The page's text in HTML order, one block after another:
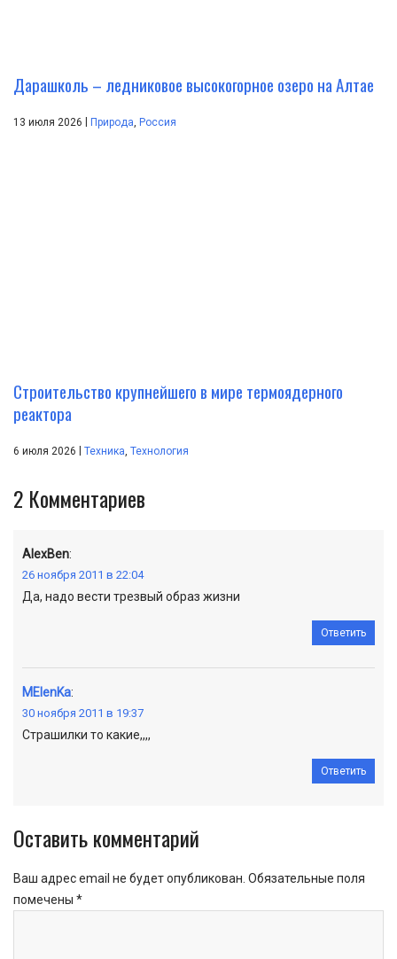
Дарашколь – ледниковое высокогорное озеро на Алтае
13 июля 2026 | Природа, Россия
Строительство крупнейшего в мире термоядерного
реактора
6 июля 2026 | Техника Технология
2 Комментариев
AlexBen:
26 ноября 2011 в 22:04
Да, надо вести трезвый образ жизни
Ответить
MElenKa:
30 ноября 2011 в 19:37
Страшилки то какие,,,,
Ответить
Оставить комментарий
Ваш адрес email не будет опубликован. Обязательные поля
помечены *